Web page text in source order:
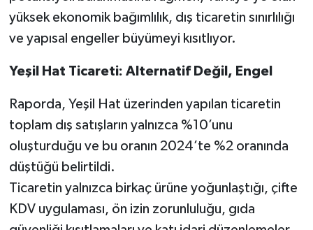
yüksek ekonomik bağımlılık, dış ticaretin sınırlılığı
ve yapısal engeller büyümeyi kısıtlıyor.
Yeşil Hat Ticareti: Alternatif Değil, Engel
Raporda, Yeşil Hat üzerinden yapılan ticaretin
toplam dış satışların yalnızca %10’unu
oluşturduğu ve bu oranın 2024’te %2 oranında
düştüğü belirtildi.
Ticaretin yalnızca birkaç ürüne yoğunlaştığı, çifte
KDV uygulaması, ön izin zorunluluğu, gıda